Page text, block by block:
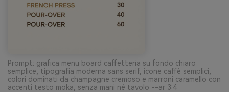
Prompt: grafica menu board caffetteria su fondo chiaro
semplice, tipografia moderna sans serif, icone caffè semplici,
colori dominati da champagne cremoso e marroni caramello con
accenti testo moka, senza mani né tavolo --ar 3:4